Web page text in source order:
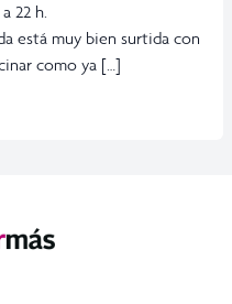
22 h.
está muy bien surtida con
como ya […]